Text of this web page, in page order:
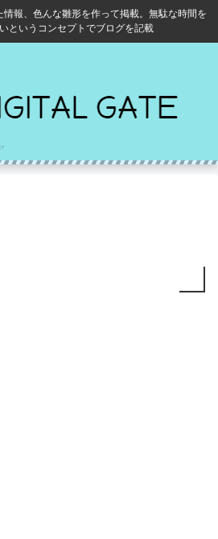
報、色んな雛形を作って掲載。無駄な時間を
というコンセプトでブログを記載